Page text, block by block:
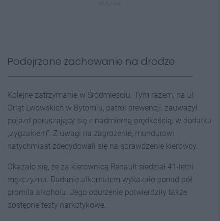
Podejrzane zachowanie na drodze
Kolejne zatrzymanie w Śródmieściu. Tym razem, na ul.
Orląt Lwowskich w Bytomiu, patrol prewencji, zauważył
pojazd poruszający się z nadmierną prędkością, w dodatku
„zygzakiem”. Z uwagi na zagrożenie, mundurowi
natychmiast zdecydowali się na sprawdzenie kierowcy.
Okazało się, że za kierownicą Renault siedział 41-letni
mężczyzna. Badanie alkomatem wykazało ponad pół
promila alkoholu. Jego odurzenie potwierdziły także
dostępne testy narkotykowe.